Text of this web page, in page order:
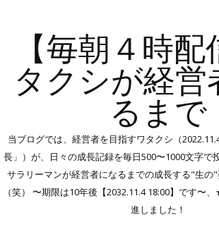
【毎朝４時配
タクシが経営
るまで
当ブログでは、経営者を目指すワタクシ（
長」）が、日々の成長記録を毎日500〜1000文字で
サラリーマンが経営者になるまでの成長する"生の
（笑） 〜期限は10年後【2032.11.4 18:00】です〜
進しました！